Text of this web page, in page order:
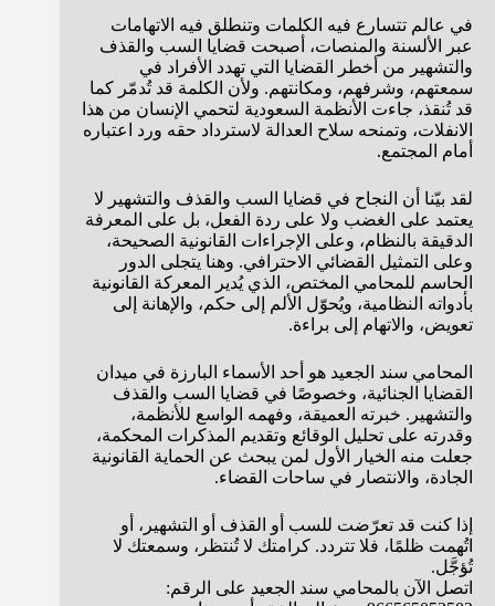
في عالم تتسارع فيه الكلمات وتنطلق فيه الاتهامات
عبر الألسنة والمنصات، أصبحت قضايا السب والقذف
والتشهير من أخطر القضايا التي تهدد الأفراد في
سمعتهم، وشرفهم، ومكانتهم. ولأن الكلمة قد تُدمّر كما
قد تُنقذ، جاءت الأنظمة السعودية لتحمي الإنسان من هذا
الانفلات، وتمنحه سلاح العدالة لاسترداد حقه ورد اعتباره
أمام المجتمع.
لقد بيّنا أن النجاح في قضايا السب والقذف والتشهير لا
يعتمد على الغضب ولا على ردة الفعل، بل على المعرفة
الدقيقة بالنظام، وعلى الإجراءات القانونية الصحيحة،
وعلى التمثيل القضائي الاحترافي. وهنا يتجلى الدور
الحاسم للمحامي المختص، الذي يُدير المعركة القانونية
بأدواته النظامية، ويُحوّل الألم إلى حكم، والإهانة إلى
تعويض، والاتهام إلى براءة.
المحامي سند الجعيد هو أحد الأسماء البارزة في ميدان
القضايا الجنائية، وخصوصًا في قضايا السب والقذف
والتشهير. خبرته العميقة، وفهمه الواسع للأنظمة،
وقدرته على تحليل الوقائع وتقديم المذكرات المحكمة،
جعلت منه الخيار الأول لمن يبحث عن الحماية القانونية
الجادة، والانتصار في ساحات القضاء.
إذا كنت قد تعرّضت للسب أو القذف أو التشهير، أو
اتُهمت ظلمًا، فلا تتردد. كرامتك لا تُنتظر، وسمعتك لا
تُؤجَّل.
اتصل الآن بالمحامي سند الجعيد على الرقم: